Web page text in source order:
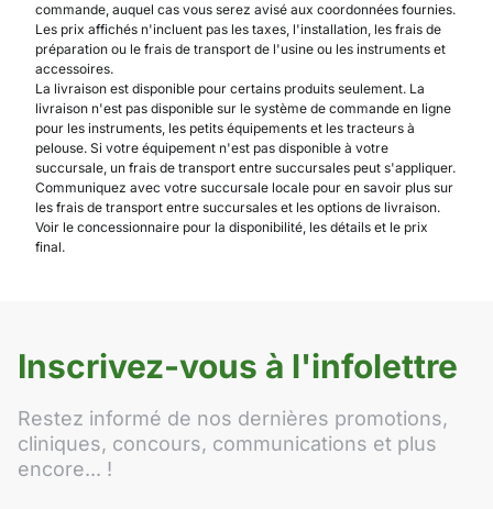
commande, auquel cas vous serez avisé aux coordonnées fournies.
Les prix affichés n'incluent pas les taxes, l'installation, les frais de
préparation ou le frais de transport de l'usine ou les instruments et
accessoires.
La livraison est disponible pour certains produits seulement. La
livraison n'est pas disponible sur le système de commande en ligne
pour les instruments, les petits équipements et les tracteurs à
pelouse. Si votre équipement n'est pas disponible à votre
succursale, un frais de transport entre succursales peut s'appliquer.
Communiquez avec votre succursale locale pour en savoir plus sur
les frais de transport entre succursales et les options de livraison.
Voir le concessionnaire pour la disponibilité, les détails et le prix
final.
Inscrivez-vous à l'infolettre
Restez informé de nos dernières promotions,
cliniques, concours, communications et plus
encore... !